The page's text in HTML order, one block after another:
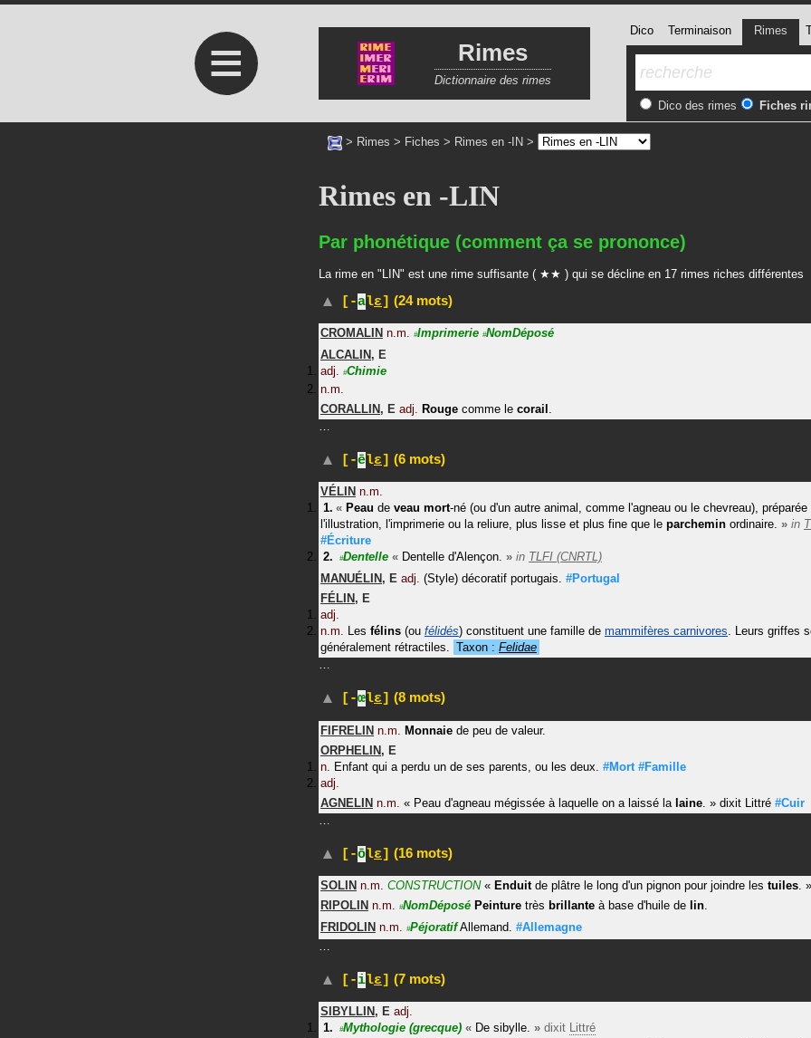
≡ Rimes
Dictionnaire des rimes
Dico Terminaison Rimes
Dico des rimes Fiches
> Rimes > Fiches > Rimes en -IN >
Rimes en -LIN
Par phonétique (comment ça se prononce)
La rime en "LIN" est une rime suffisante ( ★★ ) qui se décline en 17 rimes riches différentes
[-alɛ] (24 mots)
CROMALIN n.m. #Imprimerie #NomDéposé
ALCALIN , E
adj. #Chimie
n.m.
CORALLIN , E adj. Rouge comme le corail .
…
[-ēlɛ] (6 mots)
VÉLIN n.m.
« Peau de veau mort-né (ou d'un autre animal, comme l'agneau ou le chevreau), préparée
l'illustration, l'imprimerie ou la reliure, plus lisse et plus fine que le parchemin ordinaire. » in
#Écriture
#Dentelle « Dentelle d'Alençon. » in TLFI (CNRTL)
MANUÉLIN , E adj. (Style) décoratif portugais. #Portugal
FÉLIN , E
adj.
n.m. Les félins (ou félidés) constituent une famille de mammifères carnivores. Leurs griffes
généralement rétractiles. Taxon : Felidae
…
[-œlɛ] (8 mots)
FIFRELIN n.m. Monnaie de peu de valeur.
ORPHELIN, E
n. Enfant qui a perdu un de ses parents, ou les deux. #Mort #Famille
adj.
AGNELIN n.m. « Peau d'agneau mégissée à laquelle on a laissé la laine » dixit Littré #Cuir
[-ōlɛ] (16 mots)
SOLIN n.m. CONSTRUCTION « Enduit de plâtre le long d'un pignon pour joindre les tuiles »
RIPOLIN n.m. #NomDéposé Peinture très brillante à base d'huile de lin
FRIDOLIN n.m. #Péjoratif Allemand. #Allemagne
[-ilɛ] (7 mots)
SIBYLLIN , E adj.
#Mythologie (grecque) « De sibylle. » dixit Littré